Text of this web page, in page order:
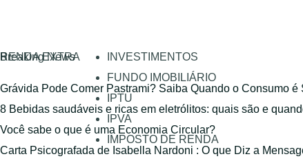
RENDA EXTRA
INVESTIMENTOS
FUNDO IMOBILIÁRIO
IPTU
IPVA
IMPOSTO DE RENDA
Breaking News
Grávida Pode Comer Pastrami? Saiba Quando o Consumo é
8 Bebidas saudáveis e ricas em eletrólitos: quais são e
Você sabe o que é uma Economia Circular?
Carta Psicografada de Isabella Nardoni : O que Diz a